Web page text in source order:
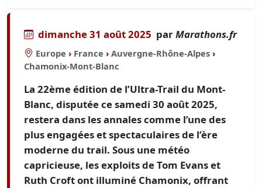
dimanche 31 août 2025 parMarathons.fr
Europe › France › Auvergne-Rhône-Alpes ›
Chamonix-Mont-Blanc
La 22ème édition de l’Ultra-Trail du Mont-
Blanc, disputée ce samedi 30 août 2025,
restera dans les annales comme l’une des
plus engagées et spectaculaires de l’ère
moderne du trail. Sous une météo
capricieuse, les exploits de Tom Evans et
Ruth Croft ont illuminé Chamonix, offrant